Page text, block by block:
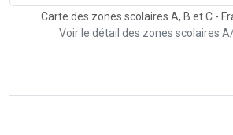
Carte des zones scolaires A, B et C -
Voir le détail des zones scolaires